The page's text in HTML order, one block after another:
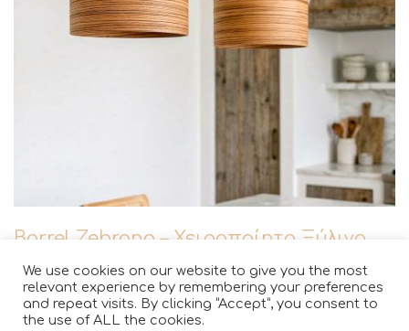
Barrel Zebrano – Χειροποίητο Ξύλινο
Φωτιστικό Οροφής
We use cookies on our website to give you the most
relevant experience by remembering your preferences
and repeat visits. By clicking “Accept”, you consent to
the use of ALL the cookies.